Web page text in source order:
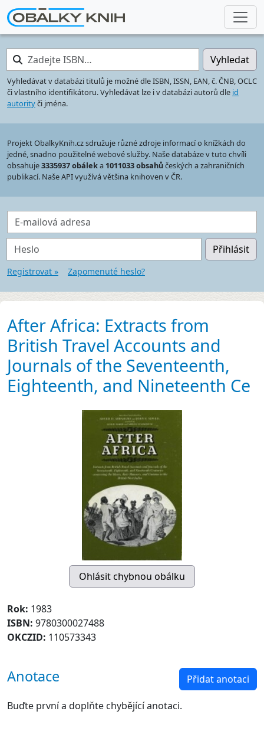
Zadejte ISBN… Vyhledat
Vyhledávat v databázi titulů je možné dle ISBN, ISSN, EAN, č. ČNB, OCLC
či vlastního identifikátoru. Vyhledávat lze i v databázi autorů dle id
autorityči jména.
Projekt ObalkyKnih.cz sdružuje různé zdroje informací o knížkách do
jedné, snadno použitelné webové služby. Naše databáze v tuto chvíli
obsahuje3335937 obáleka 1011033 obsahůčeských a zahraničních
publikací. Naše API využívá většina knihoven v ČR.
E-mailová adresa
Heslo Přihlásit
Registrovat » Zapomenuté heslo?
After Africa: Extracts from
British Travel Accounts and
Journals of the Seventeenth,
Eighteenth, and Nineteenth Ce
Rok: 1983
ISBN: 9780300027488
OKCZID: 110573343
Anotace Přidat anotaci
Buďte první a doplňte chybějící anotaci.